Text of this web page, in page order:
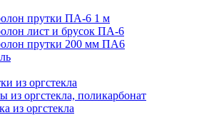
прутки ПА-6 1 м
лист и брусок ПА-6
прутки 200 мм ПА6
из оргстекла
из оргстекла, поликарбонат
из оргстекла